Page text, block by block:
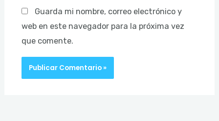
Guarda mi nombre, correo electrónico y
web en este navegador para la próxima vez
que comente.